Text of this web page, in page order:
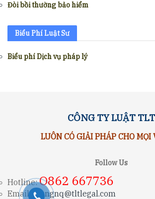
Đòi bồi thường bảo hiểm
Biểu Phí Luật Sư
Biểu phí Dịch vụ pháp lý
CÔNG TY LUẬT TLT
LUÔN CÓ GIẢI PHÁP CHO MỌI
Follow Us
Hotline:O862 667736
Email: trungnq@tltlegal.com